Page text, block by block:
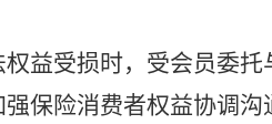
权益受损时，受会员委托
强保险消费者权益协调沟